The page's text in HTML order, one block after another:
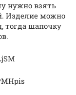
нужно взять
Изделие можно
тогда шапочку